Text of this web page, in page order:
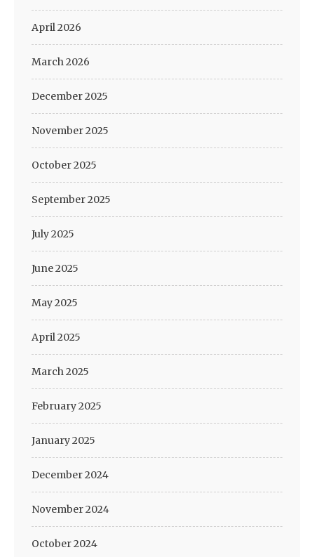
April 2026
March 2026
December 2025
November 2025
October 2025
September 2025
July 2025
June 2025
May 2025
April 2025
March 2025
February 2025
January 2025
December 2024
November 2024
October 2024